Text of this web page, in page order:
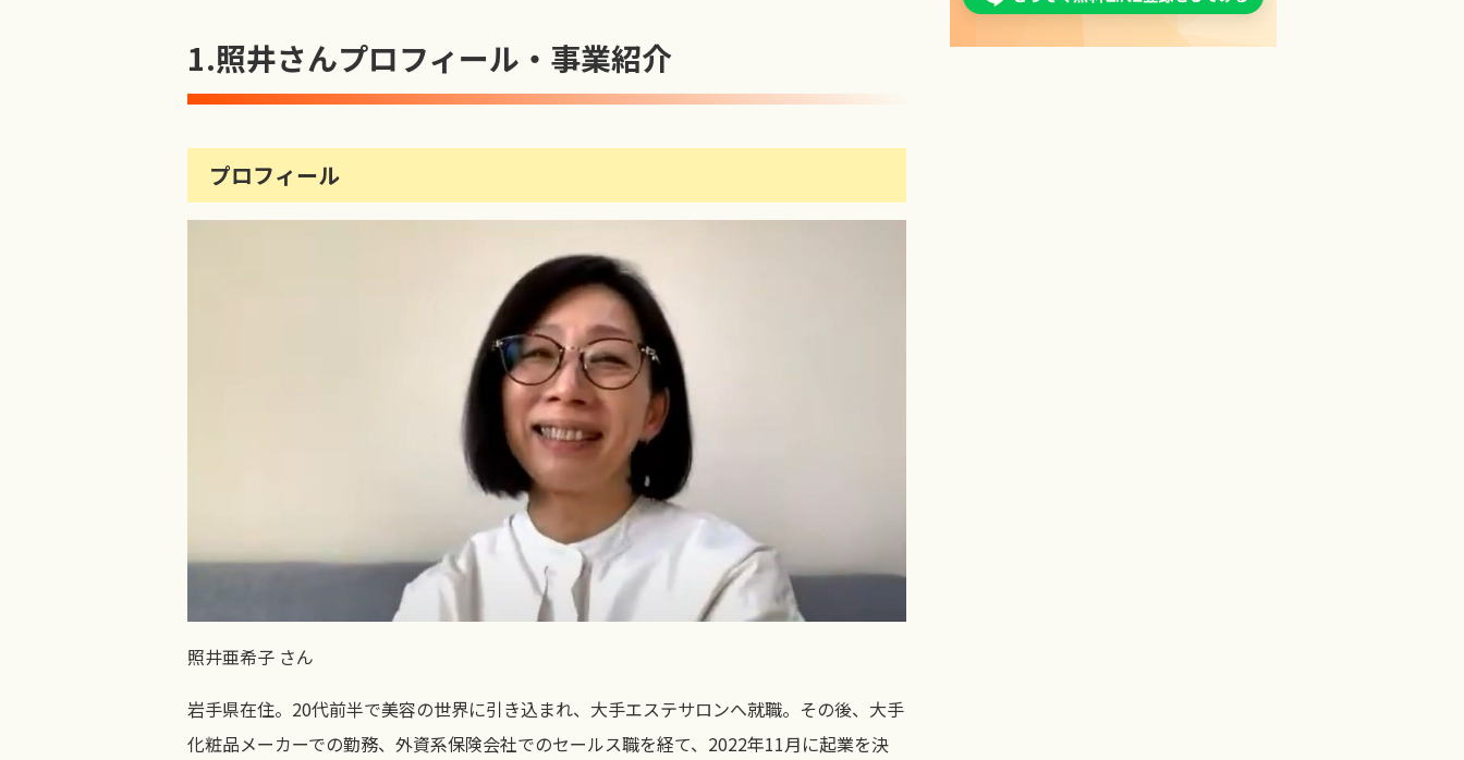
1.照井さんプロフィール・事業紹介
プロフィール
照井亜希子 さん
岩手県在住。20代前半で美容の世界に引き込まれ、大手エステサロンへ就職。その後、大手
化粧品メーカーでの勤務、外資系保険会社でのセールス職を経て、2022年11月に起業を決